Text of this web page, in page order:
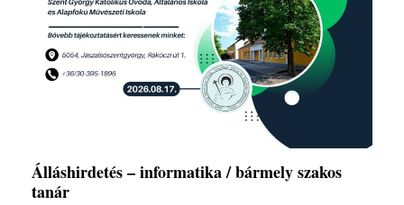
Álláshirdetés – informatika / bármely szakos
tanár